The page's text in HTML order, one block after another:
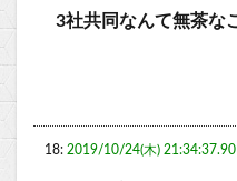
3社共同なんて無茶な
18: 2019/10/24(木) 21:34:37.90